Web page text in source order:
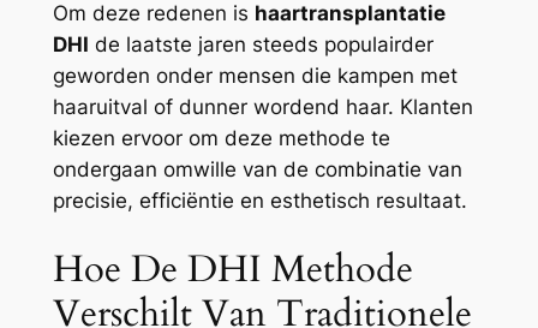
Om deze redenen is haartransplantatie
DHI de laatste jaren steeds populairder
geworden onder mensen die kampen met
haaruitval of dunner wordend haar. Klanten
kiezen ervoor om deze methode te
ondergaan omwille van de combinatie van
precisie, efficiëntie en esthetisch resultaat.
Hoe De DHI Methode
Verschilt Van Traditionele